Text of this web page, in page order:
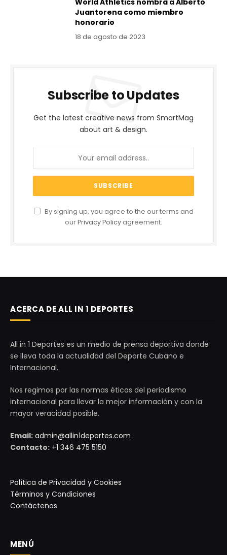
World Athletics nombra a Alberto
Juantorena como miembro
honorario
18 de agosto de 2023
Subscribe to Updates
Get the latest creative news from SmartMag
about art & design.
By signing up, you agree to the our terms and
ourPrivacy Policy agreement.
ACERCA DE ALL IN 1 DEPORTES
All in 1 Deportes es un medio de prensa deportiva donde
se lleva toda la actualidad del Deporte Cubano e
Internacional.
Nos regimos por las normas éticas del periodismo
internacional para llevar la mejor información y con la
mayor veracidad posible.
Email: admin@allin1deportes.com
Contacto: +1 346 475 5150
Política de Privacidad y Cookies
Términos y Condiciones
Contáctenos
MENÚ